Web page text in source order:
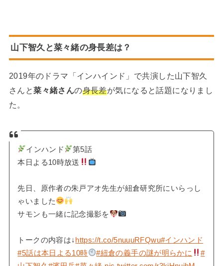
山下智久と菜々緒の身長差は？
2019年のドラマ「インハインド」で共演した山下智久
さんと菜々緒さんの身長差が気になると話題になりまし
た。
インハンド
第5話
本日よる10時放送
先日、原作者の朱戸アオ先生が紐倉研究所にいらっし
ゃいました
サモンも一緒に記念撮影を
トークの内容は↓ https://t.co/5nuuuRFQwu#インハンド
#5話は本日よる10時
#紐倉の義手の謎が明らかに
#